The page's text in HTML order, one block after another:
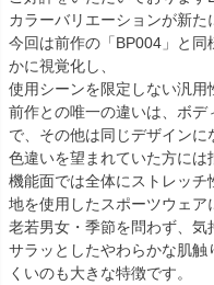
カラーバリエーションが新た
今回は前作の「BP004」と
かに視覚化し、
使用シーンを限定しない汎用
前作との唯一の違いは、ボ
で、その他は同じデザインに
色違いを望まれていた方には
機能面では全体にストレッ
地を使用したスポーツウェア
老若男女・季節を問わず、気
サラッとしたやわらかな肌触
くいのも大きな特徴です。